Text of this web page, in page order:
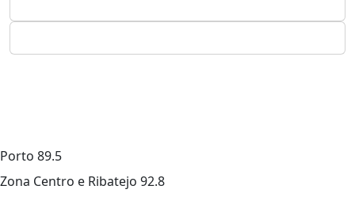
Porto 89.5
Zona Centro e Ribatejo 92.8